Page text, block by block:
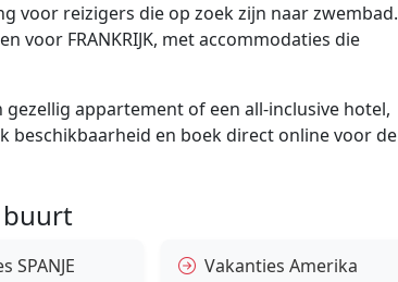
voor reizigers die op zoek zijn naar zwembad.
voor FRANKRIJK, met accommodaties die
appartement of een all-inclusive hotel,
beschikbaarheid en boek direct online voor de
buurt
SPANJE Vakanties Amerika